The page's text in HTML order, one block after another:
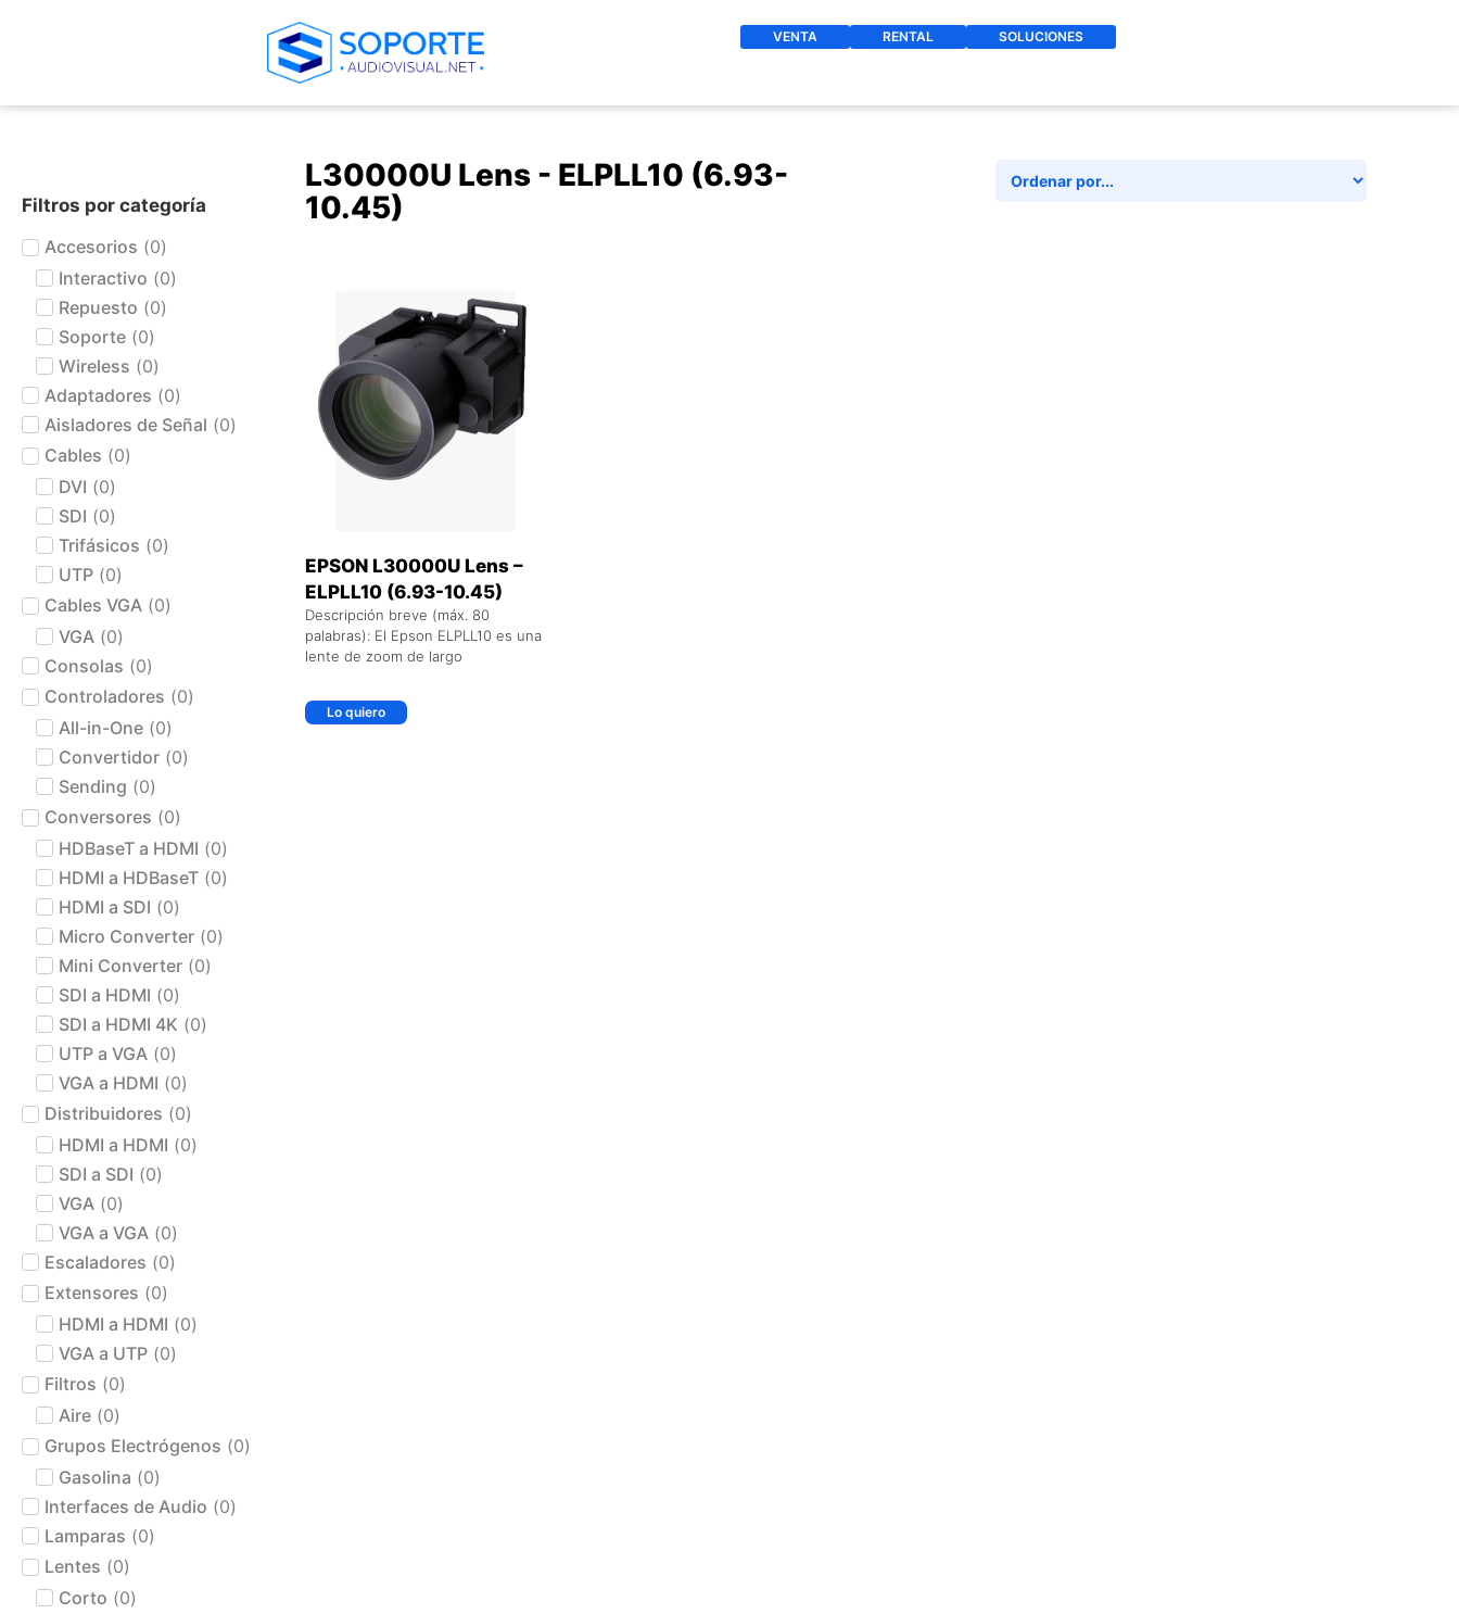
VENTA RENTAL SOLUCIONES
Filtros por categoría
Accesorios (0)
Interactivo (0)
Repuesto (0)
Soporte (0)
Wireless (0)
Adaptadores (0)
Aisladores de Señal (0)
Cables (0)
DVI (0)
SDI (0)
Trifásicos (0)
UTP (0)
Cables VGA (0)
VGA (0)
Consolas (0)
Controladores (0)
All-in-One (0)
Convertidor (0)
Sending (0)
Conversores (0)
HDBaseT a HDMI (0)
HDMI a HDBaseT (0)
HDMI a SDI (0)
Micro Converter (0)
Mini Converter (0)
SDI a HDMI (0)
SDI a HDMI 4K (0)
UTP a VGA (0)
VGA a HDMI (0)
Distribuidores (0)
HDMI a HDMI (0)
SDI a SDI (0)
VGA (0)
VGA a VGA (0)
Escaladores (0)
Extensores (0)
HDMI a HDMI (0)
VGA a UTP (0)
Filtros (0)
Aire (0)
Grupos Electrógenos (0)
Gasolina (0)
Interfaces de Audio (0)
Lamparas (0)
Lentes (0)
Corto (0)
L30000U Lens - ELPLL10 (6.93-
10.45)
EPSON L30000U Lens –
ELPLL10 (6.93-10.45)
Descripción breve (máx. 80
palabras): El Epson ELPLL10 es una
lente de zoom de largo
Lo quiero